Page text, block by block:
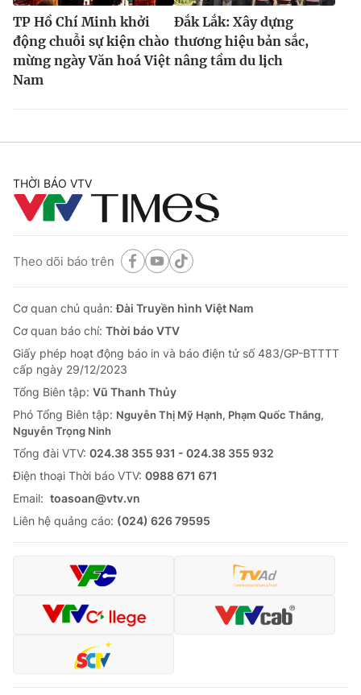
TP Hồ Chí Minh khởi
động chuỗi sự kiện chào
mừng ngày Văn hoá Việt
Nam
Đắk Lắk: Xây dựng
thương hiệu bản sắc,
nâng tầm du lịch
THỜI BÁO VTV
Theo dõi báo trên
Cơ quan chủ quản:Đài Truyền hình Việt Nam
Cơ quan báo chí: Thời báo VTV
Giấy phép hoạt động báo in và báo điện tử số 483/GP-BTTTT
cấp ngày 29/12/2023
Tổng Biên tập: Vũ Thanh Thủy
Phó Tổng Biên tập: Nguyễn Thị Mỹ Hạnh, Phạm Quốc Thắng,
Nguyễn Trọng Ninh
Tổng đài VTV: 024.38 355 931 - 024.38 355 932
Ðiện thoại Thời báo VTV: 0988 671 671
Email: toasoan@vtv.vn
Liên hệ quảng cáo: (024) 626 79595